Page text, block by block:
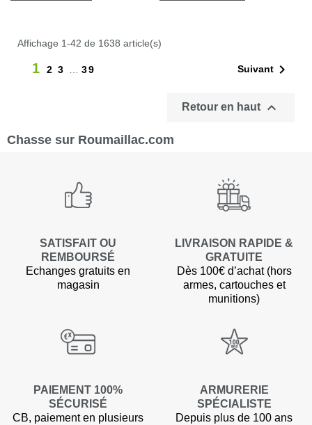
(6 avis)
Affichage 1-42 de 1638 article(s)
1 2 3 39 Suivant 
Retour en haut 
Chasse sur Roumaillac.com
SATISFAIT OU
REMBOURSÉ
Echanges gratuits en
magasin
LIVRAISON RAPIDE &
GRATUITE
Dès 100€ d’achat (hors
armes, cartouches et
munitions)
PAIEMENT 100%
SÉCURISÉ
CB, paiement en plusieurs
ARMURERIE
SPÉCIALISTE
Depuis plus de 100 ans